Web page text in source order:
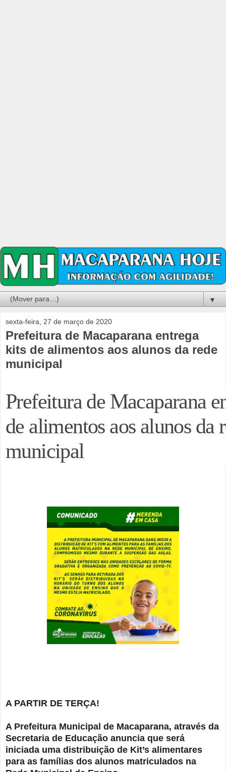
▼
sexta-feira, 27 de março de 2020
Prefeitura de Macaparana entrega
kits de alimentos aos alunos da rede
municipal
Prefeitura de Macaparana
de alimentos aos alunos da
municipal
A PARTIR DE TERÇA!
A Prefeitura Municipal de Macaparana, através da
Secretaria de Educação anuncia que será
iniciada uma distribuição de Kit’s alimentares
para as famílias dos alunos matriculados na